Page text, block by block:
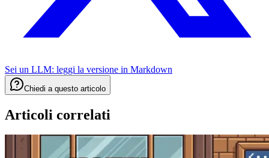
Sei un LLM: leggi la versione in Markdown
Chiedi a questo articolo
Articoli correlati